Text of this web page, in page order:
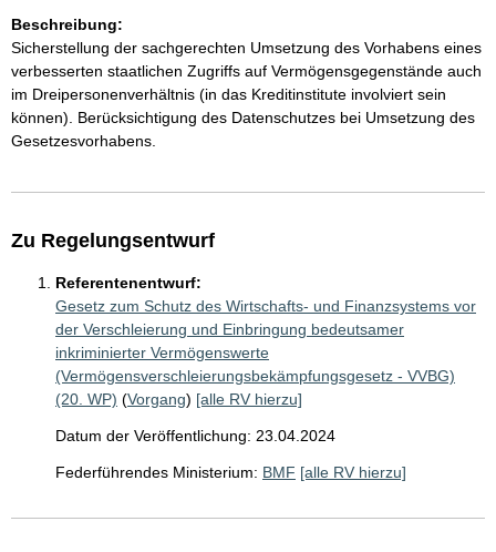
Beschreibung:
Sicherstellung der sachgerechten Umsetzung des Vorhabens eines
verbesserten staatlichen Zugriffs auf Vermögensgegenstände auch
im Dreipersonenverhältnis (in das Kreditinstitute involviert sein
können). Berücksichtigung des Datenschutzes bei Umsetzung des
Gesetzesvorhabens.
Zu Regelungsentwurf
Referentenentwurf:
Gesetz zum Schutz des Wirtschafts- und Finanzsystems vor
der Verschleierung und Einbringung bedeutsamer
inkriminierter Vermögenswerte
(Vermögensverschleierungsbekämpfungsgesetz - VVBG)
(20. WP) (Vorgang) [alle RV hierzu]
Datum der Veröffentlichung: 23.04.2024
Federführendes Ministerium: BMF [alle RV hierzu]